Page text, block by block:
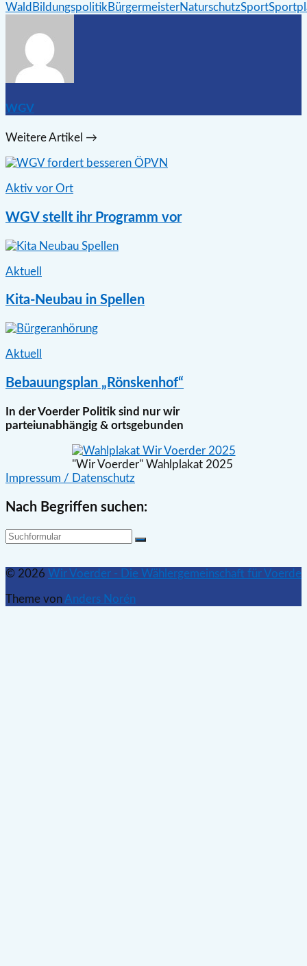
Wald Bildungspolitik BürgermeisterNaturschutzSport
WGV
Weitere Artikel →
Aktiv vor Ort
WGV stellt ihr Programm vor
Aktuell
Kita-Neubau in Spellen
Aktuell
Bebauungsplan „Rönskenhof“
In der Voerder Politik sind nur wir
parteiunabhängig & ortsgebunden
"Wir Voerder" Wahlplakat 2025
Impressum / Datenschutz
Nach Begriffen suchen:
Suchen
Nach
© 2026 Wir Voerder - Die Wählergemeinschaft für Voerde
Theme von Anders Norén